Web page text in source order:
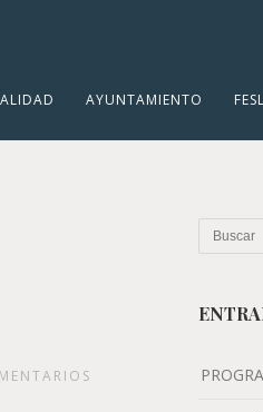
AYUNTAMIENTO